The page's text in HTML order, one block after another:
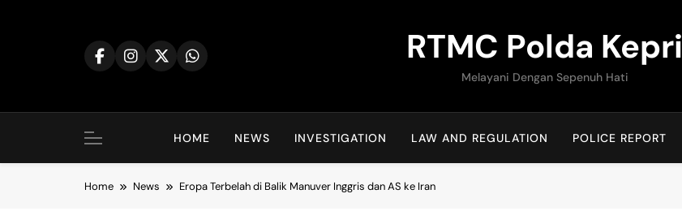
RTMC Polda Kepri
Melayani Dengan Sepenuh Hati
HOME NEWS INVESTIGATION LAW AND REGULATION POLICE REPORT
Home News Eropa Terbelah di Balik Manuver Inggris dan AS ke Iran